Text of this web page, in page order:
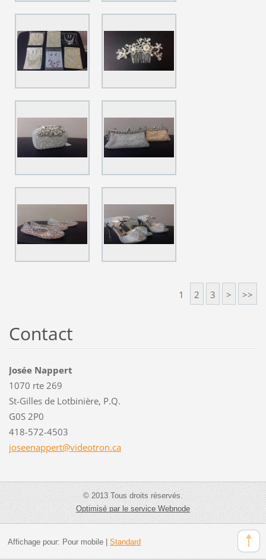
1 2 3 > >>
Contact
Josée Nappert
1070 rte 269
St-Gilles de Lotbinière, P.Q.
G0S 2P0
418-572-4503
joseenappert@videotron.ca
© 2013 Tous droits réservés.
Optimisé par le service Webnode
Affichage pour: Pour mobile| Standard